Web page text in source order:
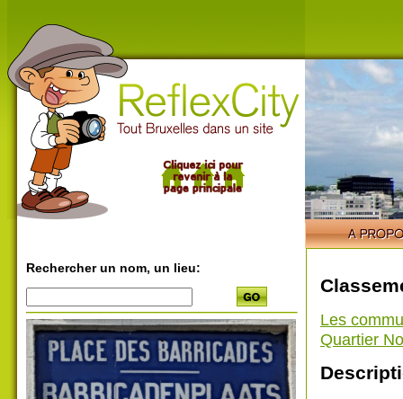
Rechercher un nom, un lieu:
Les
Quartier